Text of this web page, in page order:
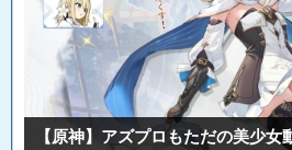
【原神】アズプロもただの美少